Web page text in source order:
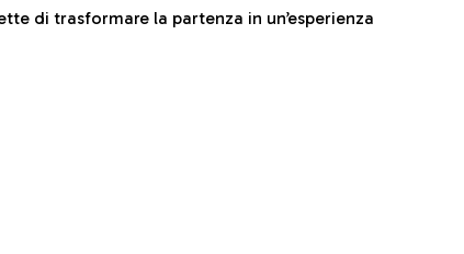
di trasformare la partenza in un’esperienza